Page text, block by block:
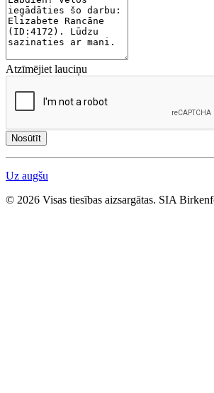
Atzīmējiet lauciņu
Nosūtīt
Uz augšu
© 2026 Visas tiesības aizsargātas. SIA